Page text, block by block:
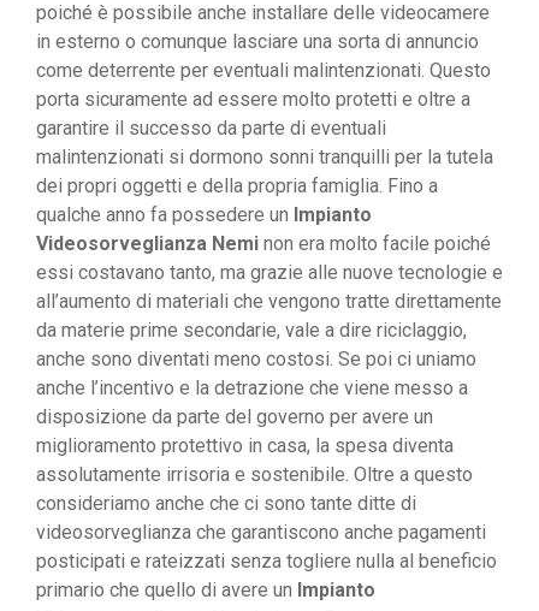
poiché è possibile anche installare delle videocamere
in esterno o comunque lasciare una sorta di annuncio
come deterrente per eventuali malintenzionati. Questo
porta sicuramente ad essere molto protetti e oltre a
garantire il successo da parte di eventuali
malintenzionati si dormono sonni tranquilli per la tutela
dei propri oggetti e della propria famiglia. Fino a
qualche anno fa possedere un Impianto
Videosorveglianza Nemi non era molto facile poiché
essi costavano tanto, ma grazie alle nuove tecnologie e
all’aumento di materiali che vengono tratte direttamente
da materie prime secondarie, vale a dire riciclaggio,
anche sono diventati meno costosi. Se poi ci uniamo
anche l’incentivo e la detrazione che viene messo a
disposizione da parte del governo per avere un
miglioramento protettivo in casa, la spesa diventa
assolutamente irrisoria e sostenibile. Oltre a questo
consideriamo anche che ci sono tante ditte di
videosorveglianza che garantiscono anche pagamenti
posticipati e rateizzati senza togliere nulla al beneficio
primario che quello di avere un Impianto